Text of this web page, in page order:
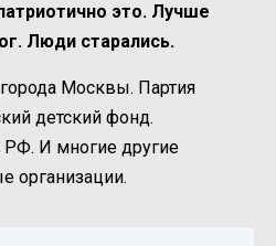
это. Лучше
Люди старались.
Москвы. Партия
детский фонд.
РФ. И многие другие
организации.